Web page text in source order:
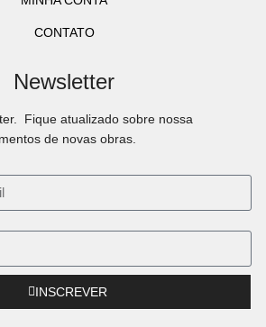
CONTATO
Newsletter
Fique atualizado sobre nossa
de novas obras.
INSCREVER